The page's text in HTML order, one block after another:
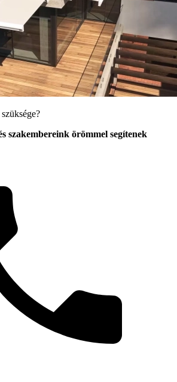
szakembereink örömmel segítenek